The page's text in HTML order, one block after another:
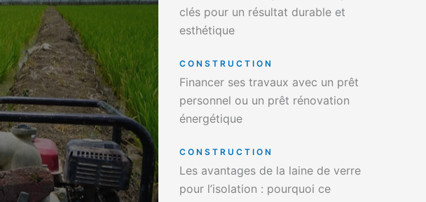
clés pour un résultat durable et
esthétique
CONSTRUCTION
Financer ses travaux avec un prêt
personnel ou un prêt rénovation
énergétique
CONSTRUCTION
Les avantages de la laine de verre
pour l’isolation : pourquoi ce